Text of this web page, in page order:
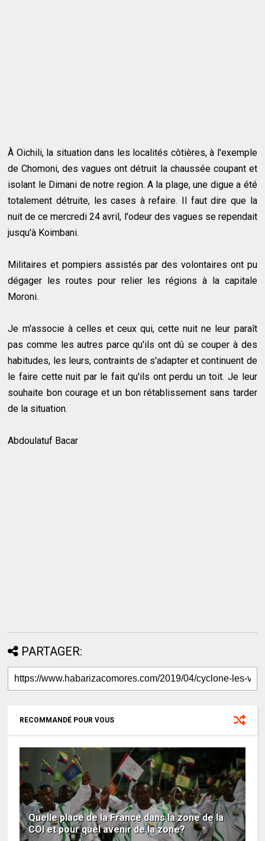
À Oichili, la situation dans les localités côtières, à l'exemple
de Chomoni, des vagues ont détruit la chaussée coupant et
isolant le Dimani de notre region. A la plage, une digue a été
totalement détruite, les cases à refaire. Il faut dire que la
nuit de ce mercredi 24 avril, l'odeur des vagues se rependait
jusqu'à Koimbani.
Militaires et pompiers assistés par des volontaires ont pu
dégager les routes pour relier les régions à la capitale
Moroni.
Je m'associe à celles et ceux qui, cette nuit ne leur paraît
pas comme les autres parce qu'ils ont dû se couper à des
habitudes, les leurs, contraints de s'adapter et continuent de
le faire cette nuit par le fait qu'ils ont perdu un toit. Je leur
souhaite bon courage et un bon rétablissement sans tarder
de la situation.
Abdoulatuf Bacar
PARTAGER:
RECOMMANDÉ POUR VOUS
Quelle place de la France dans la zone de la
COI et pour quel avenir de la zone?